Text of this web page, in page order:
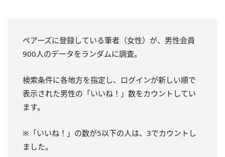
ペアーズに登録している筆者（女性）が、男性会員
900人のデータをランダムに調査。
検索条件に各地方を指定し、ログインが新しい順で
表示された男性の「いいね！」数をカウントしてい
ます。
※「いいね！」の数が5以下の人は、3でカウントし
ました。